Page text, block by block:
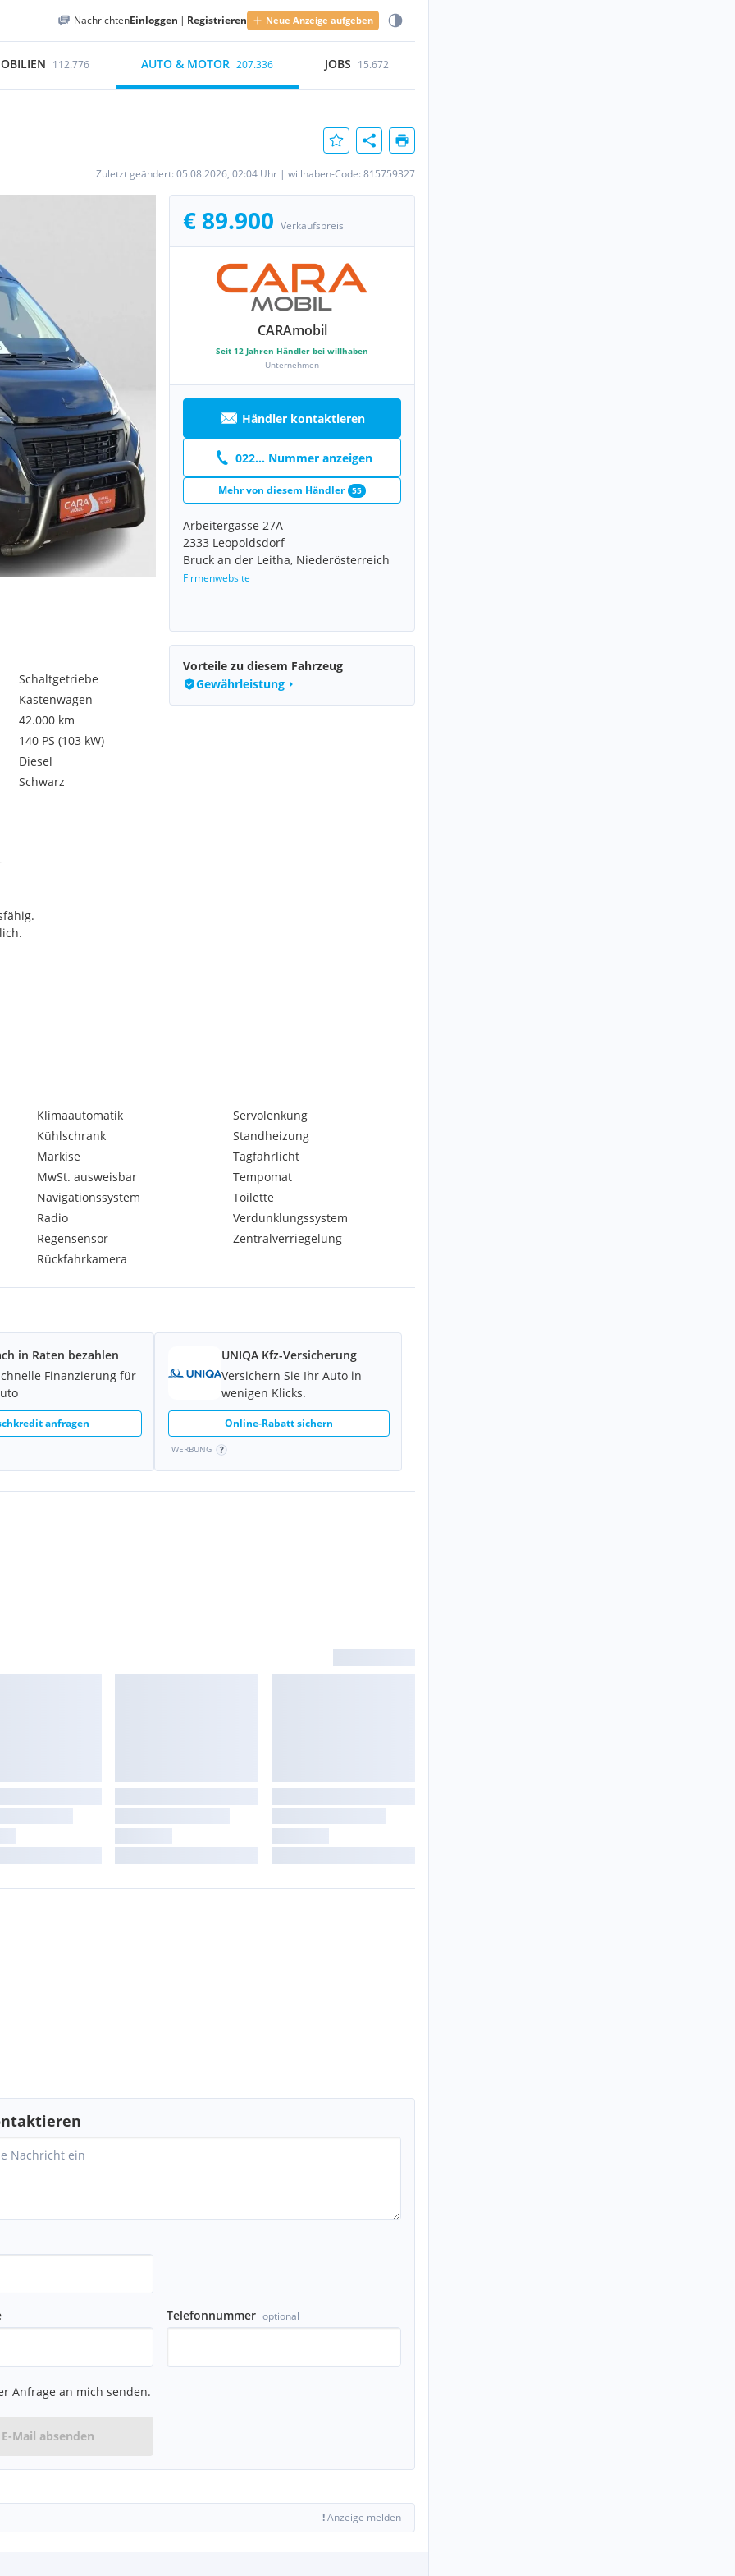
NachrichtenEinloggen | Registrieren Neue Anzeige aufgeben
112.776 AUTO & MOTOR 207.336 JOBS 15.672
Zuletzt geändert: 05.08.2026, 02:04 Uhr | willhaben-Code: 815759327
€ 89.900 Verkaufspreis
CARAmobil
Seit 12 Jahren Händler bei willhaben
Unternehmen
Händler kontaktieren
022... Nummer anzeigen
Mehr von diesem Händler 55
Arbeitergasse 27A
2333 Leopoldsdorf
Bruck an der Leitha, Niederösterreich
Firmenwebsite
Schaltgetriebe
Kastenwagen
42.000 km
140 PS (103 kW)
Diesel
Schwarz
vieles
Vorteile zu diesem Fahrzeug
Gewährleistung
Klimaautomatik
Kühlschrank
Markise
MwSt. ausweisbar
Navigationssystem
Radio
Regensensor
Rückfahrkamera
Servolenkung
Standheizung
Tagfahrlicht
Tempomat
Toilette
Verdunklungssystem
Zentralverriegelung
in Raten bezahlen
Finanzierung für
anfragen
UNIQA Kfz-Versicherung
Versichern Sie Ihr Auto in
wenigen Klicks.
Online-Rabatt sichern
WERBUNG
Telefonnummer optional
Anfrage an mich senden.
E-Mail absenden
!Anzeige melden